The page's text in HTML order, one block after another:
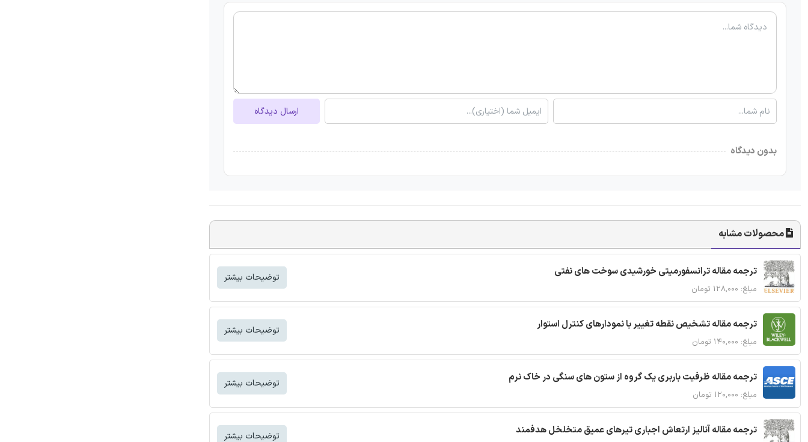
ارسال دیدگاه
بدون دیدگاه
محصولات مشابه
ترجمه مقاله ترانسفورمیتی خورشیدی سوخت های نفتی
مبلغ: ۱۲۸,۰۰۰ تومان
توضیحات بیشتر
ترجمه مقاله تشخیص نقطه تغییر با نمودارهای کنترل استوار
مبلغ: ۱۴۰,۰۰۰ تومان
توضیحات بیشتر
ترجمه مقاله ظرفیت باربری یک گروه از ستون های سنگی در خاک نرم
مبلغ: ۱۲۰,۰۰۰ تومان
توضیحات بیشتر
ترجمه مقاله آنالیز ارتعاش اجباری تیرهای عمیق متخلخل هدفمند توضیحات بیشتر